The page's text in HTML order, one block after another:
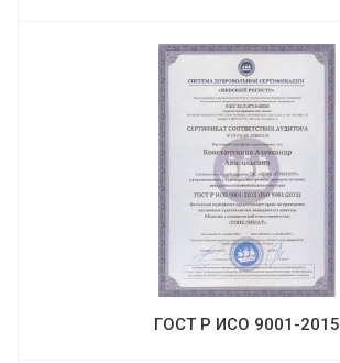
ГОСТ Р ИСО 9001-2015